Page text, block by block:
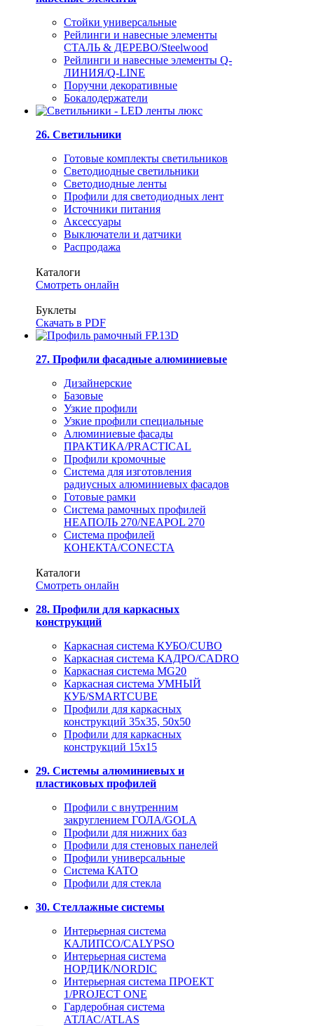
Стойки универсальные
Рейлинги и навесные элементы
СТАЛЬ & ДЕРЕВО/Steelwood
Рейлинги и навесные элементы Q-
ЛИНИЯ/Q-LINE
Поручни декоративные
Бокалодержатели
26. Светильники
Готовые комплекты светильников
Светодиодные светильники
Светодиодные ленты
Профили для светодиодных лент
Источники питания
Аксессуары
Выключатели и датчики
Распродажа
Каталоги
Смотреть онлайн
Буклеты
Скачать в PDF
27. Профили фасадные алюминиевые
Дизайнерские
Базовые
Узкие профили
Узкие профили специальные
Алюминиевые фасады
ПРАКТИКА/PRACTICAL
Профили кромочные
Система для изготовления
радиусных алюминиевых фасадов
Готовые рамки
Система рамочных профилей
НЕАПОЛЬ 270/NEAPOL 270
Система профилей
КОНЕКТА/CONECTA
Каталоги
Смотреть онлайн
28. Профили для каркасных
конструкций
Каркасная система КУБО/CUBO
Каркасная система КАДРО/CADRO
Каркасная система MG20
Каркасная система УМНЫЙ
КУБ/SMARTCUBE
Профили для каркасных
конструкций 35x35, 50x50
Профили для каркасных
конструкций 15х15
29. Системы алюминиевых и
пластиковых профилей
Профили с внутренним
закруглением ГОЛА/GOLA
Профили для нижних баз
Профили для стеновых панелей
Профили универсальные
Система КАТО
Профили для стекла
30. Стеллажные системы
Интерьерная система
КАЛИПСО/CALYPSO
Интерьерная система
НОРДИК/NORDIC
Интерьерная система ПРОЕКТ
1/PROJECT ONE
Гардеробная система
АТЛАС/ATLAS